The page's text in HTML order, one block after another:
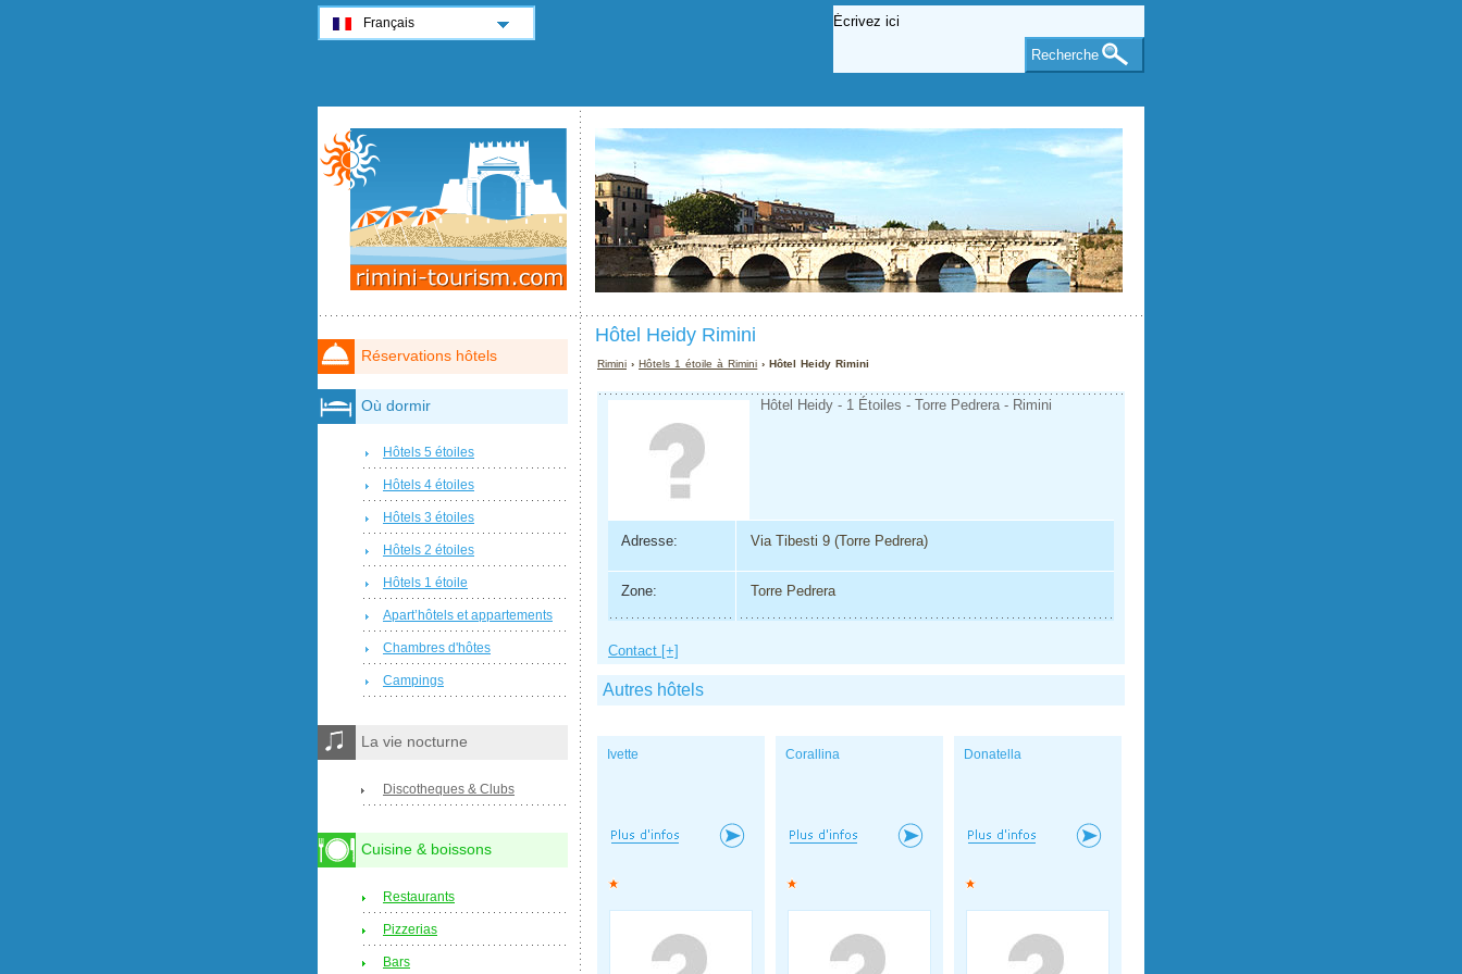
Hôtel Heidy Rimini
Rimini ›Hôtels 1 étoile à Rimini › Hôtel Heidy Rimini
Hôtel Heidy - 1 Étoiles - Torre Pedrera - Rimini
Adresse: Via Tibesti 9 (Torre Pedrera)
Zone: Torre Pedrera
Contact [+]
Autres hôtels
Ivette Corallina Donatella
Réservations hôtels
Où dormir
Hôtels 5 étoiles
Hôtels 4 étoiles
Hôtels 3 étoiles
Hôtels 2 étoiles
Hôtels 1 étoile
Apart’hôtels et appartements
Chambres d'hôtes
Campings
La vie nocturne
Discotheques & Clubs
Cuisine & boissons
Restaurants
Pizzerias
Bars
Français
Recherche